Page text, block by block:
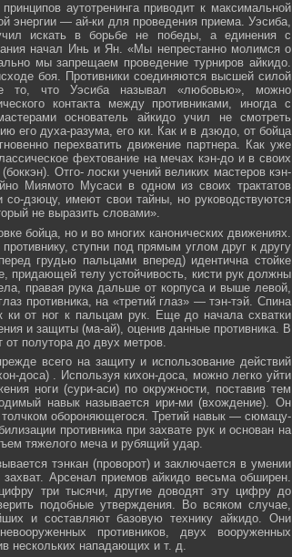
аутотренинга приводит к максимальной
энергии — ай-ки для проведения приема. Уэсиба,
искать в борьбе не победы, а единения с
начал Инь и Ян. «Мы непрестанно молимся о
мы запрещаем проведение турниров айкидо.
боя. Противники соединяются высшей силой
то, что Уэсиба называл «любовью», можно
контакта между противниками, иногда с
основатель айкидо учил не смотреть
его духа-разума, его ки. Как и в дзюдо, от бойца
перехватить движение партнера. Как уже
фехтование на мечах кэн-до и в своих
Отго- лоски учений великих мастеров кэн-
Миямото Мусаси в одном из своих трактатов
дзюцу, имеют свои тайны, но руководствуются
не выразить словами».
бойца, но и во многих канонических движениях.
ступни под прямым углом друг к другу
грудью пальцами вперед) идентична стойке
телу устойчивость, кисти рук должны
правая рука дальше от корпуса и выше левой,
противника, на «третий глаз» — тэн-тэй. Спина
от ног к пальцам рук. Еще до начала схватки
и защиты (ма-ай), оценив данные противника. В
полутора до двух метров.
всего на защиту и использование действий
доса) . Используя кихон-доса, можно легко уйти
ноги (сури-аси) по окружности, поставив тем
навык называется ири-ми (вхождение). Он
обороняющегося. Третий навык — сюмацу-
противника при захвате рук и основан на
тяжелого меча и рубящий удар.
тэнкан (проворот) и заключается в умении
Арсенал приемов айкидо весьма обширен.
три тысячи, другие доводят эту цифру до
подобные утверждения. Во всяком случае,
и составляют базовую технику айкидо. Они
противников, двух вооруженных
нескольких нападающих и т. д.